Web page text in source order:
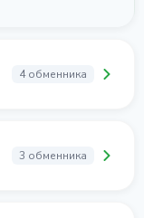
4 обменника
3 обменника